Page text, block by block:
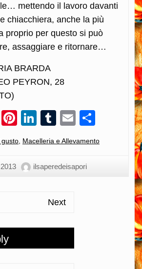
mettendo il lavoro davanti
chiacchiera, anche la più
proprio per questo si può
assaggiare e ritornare…
BRARDA
PEYRON, 28
TwitterPinterest
LinkedIn
Tumblr
Email
gusto Macelleria e Allevamento
ilsaperedeisapori
Next